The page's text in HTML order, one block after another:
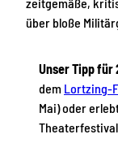
zeitgemäße,
über bloße
Unser Tipp für
dem Lortzing-
Mai) oder
Theaterfestival